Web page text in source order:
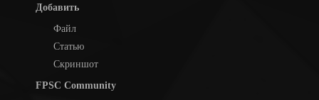
Добавить
Файл
Статью
Скриншот
FPSC Community